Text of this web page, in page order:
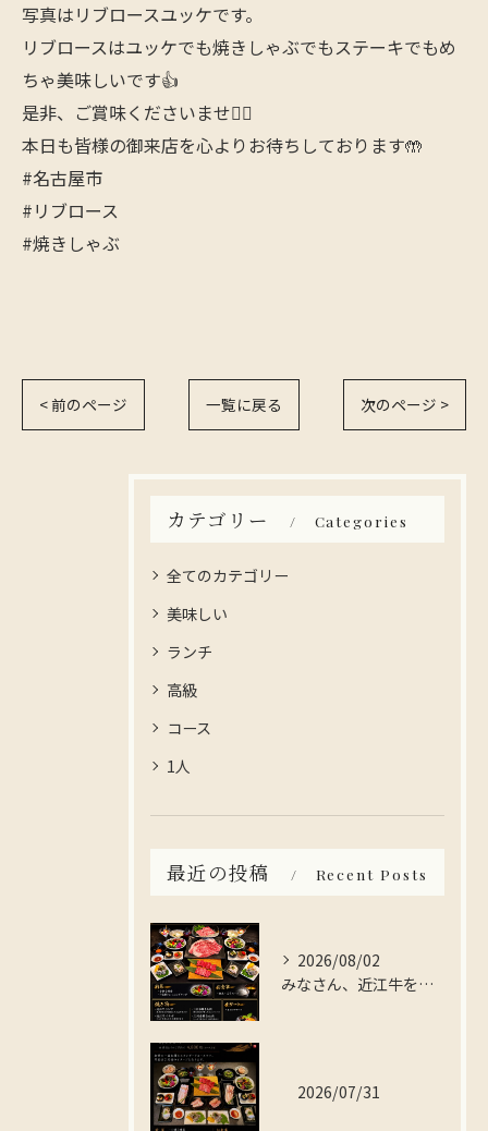
写真はリブロースユッケです。
リブロースはユッケでも焼きしゃぶでもステーキでもめ
ちゃ美味しいです👍
是非、ご賞味くださいませ🙇‍♂️
本日も皆様の御来店を心よりお待ちしております🤲
#名古屋市
#リブロース
#焼きしゃぶ
< 前のページ 一覧に戻る 次のページ >
カテゴリー Categories
全てのカテゴリー
美味しい
ランチ
高級
コース
1人
最近の投稿 Recent Posts
2026/08/02
みなさん、近江牛を存分に楽しんでみませんか？
2026/07/31